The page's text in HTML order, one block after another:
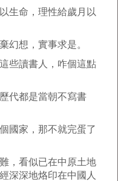
生命，理性給歲月以
幻想，實事求是。
些讀書人，咋個這點
代都是當朝不寫書
國家，那不就完蛋了
，看似已在中原土地
深深地烙印在中國人